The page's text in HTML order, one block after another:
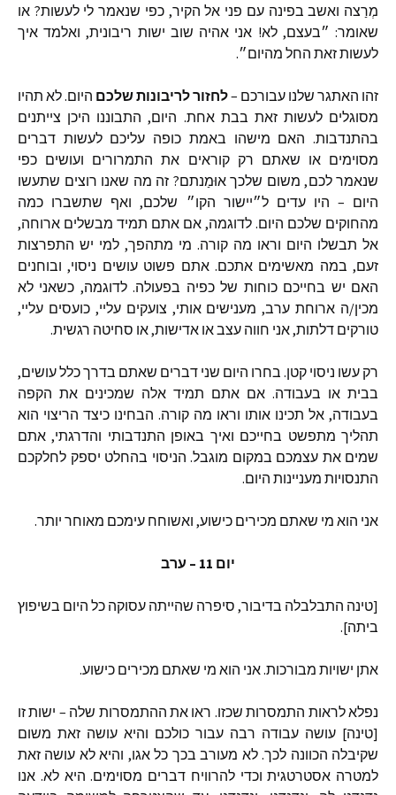
מְרַצה ואשב בפינה עם פני אל הקיר,כפי שנאמר לי לעשות? או
שאומר: ״בעצם,לא! אני אהיה שוב ישות ריבונית, ואלמד איך
לעשותזאת החל מהיום״.
זהו האתגר שלנו עבורכם –לחזורלריבונותשלכם היום.לא תהיו
מסוגלים לעשות זאת בבת אחת. היום, התבוננו היכן צייתנים
בהתנדבות. האם מישהו באמת כופה עליכם לעשות דברים
מסוימים או שאתם רק קוראים את התמרורים ועושים כפי
שנאמר לכם, משום שלכך אוּמַנתם? זה מה שאנו רוצים שתעשו
היום – היו עדים ל״יישור הקו״ שלכם, ואף שתשברו כמה
מהחוקים שלכם היום. לדוגמה, אם אתם תמיד מבשלים ארוחה,
אל תבשלו היום וראו מה קורה. מי מתהפך, למי יש התפרצות
זעם, במה מאשימים אתכם.אתם פשוט עושים ניסוי, ובוחנים
האם יש בחייכם כוחות של כפיה בפעולה.לדוגמה, כשאני לא
מכין/ה ארוחת ערב, מענישים אותי, צועקים עליי,כועסים עליי,
טורקים דלתות,אני חווה עצבאו אדישות,או סחיטה רגשית.
רק עשו ניסוי קטן. בחרו היום שני דברים שאתם בדרךכללעושים,
בבית או בעבודה. אם אתם תמיד אלה שמכינים את הקפה
בעבודה, אל תכינו אותו וראו מה קורה. הבחינו כיצד הריצוי הוא
תהליך מתפשט בחייכם ואיך באופן התנדבותי והדרגתי, אתם
שמים את עצמכם במקום מוגבל. הניסוי בהחלט יספק לחלקכם
התנסויות מעניינות היום.
אני הוא מי שאתם מכירים כישוע, ואשוחח עימכם מאוחר יותר.
יום ערב
[טינה התבלבלה בדיבור, סיפרה שהייתה עסוקה כל היום בשיפוץ
ביתה].
אתן ישויות מבורכות.אני הוא מי שאתם מכירים כישוע.
נפלאלראות התמסרות שכזו. ראו את ההתמסרות שלה – ישותזו
[טינה] עושה עבודה רבה עבור כולכם והיא עושה זאת משום
שקיבלה הכוונה לכך.לא מעורב בכך כל אגו, והיא לא עושה זאת
למטרה אסטרטגית וכדי להרוויח דברים מסוימים. היא לא. אנו